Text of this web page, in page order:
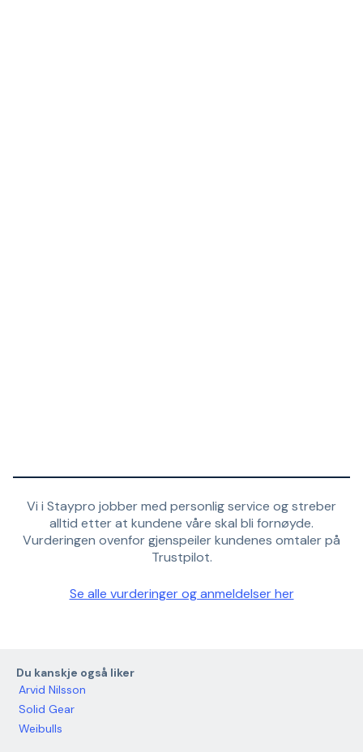
Vi i Staypro jobber med personlig service og streber
alltid etter at kundene våre skal bli fornøyde.
Vurderingen ovenfor gjenspeiler kundenes omtaler på
Trustpilot.
Se alle vurderinger og anmeldelser her
Du kanskje også liker
Arvid Nilsson
Solid Gear
Weibulls